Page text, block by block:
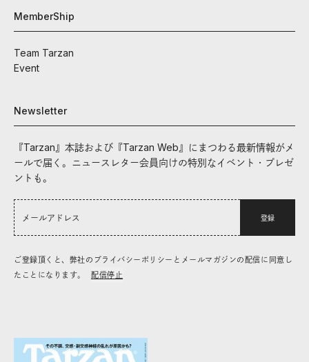
MemberShip
Team Tarzan
Event
Newsletter
『Tarzan』本誌および『Tarzan Web』にまつわる最新情報がメ
ールで届く。ニュースレター会員向けの特別なイベント・プレゼ
ントも。
登録
ご登録頂くと、弊社のプライバシーポリシーとメールマガジンの配信に同意し
たことになります。
配信停止